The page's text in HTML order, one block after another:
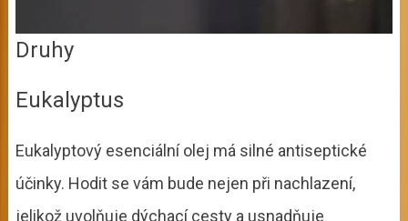
Druhy
Eukalyptus
Eukalyptový esenciální olej má silné antiseptické
účinky. Hodit se vám bude nejen při nachlazení,
jelikož uvolňuje dýchací cesty a usnadňuje